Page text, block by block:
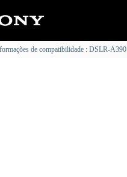
de compatibilidade : DSLR-A390